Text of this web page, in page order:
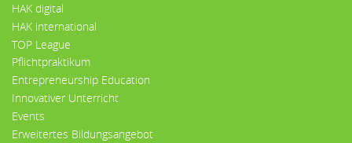
HAK digital
HAK international
TOP League
Pflichtpraktikum
Entrepreneurship Education
Innovativer Unterricht
Events
Erweitertes Bildungsangebot